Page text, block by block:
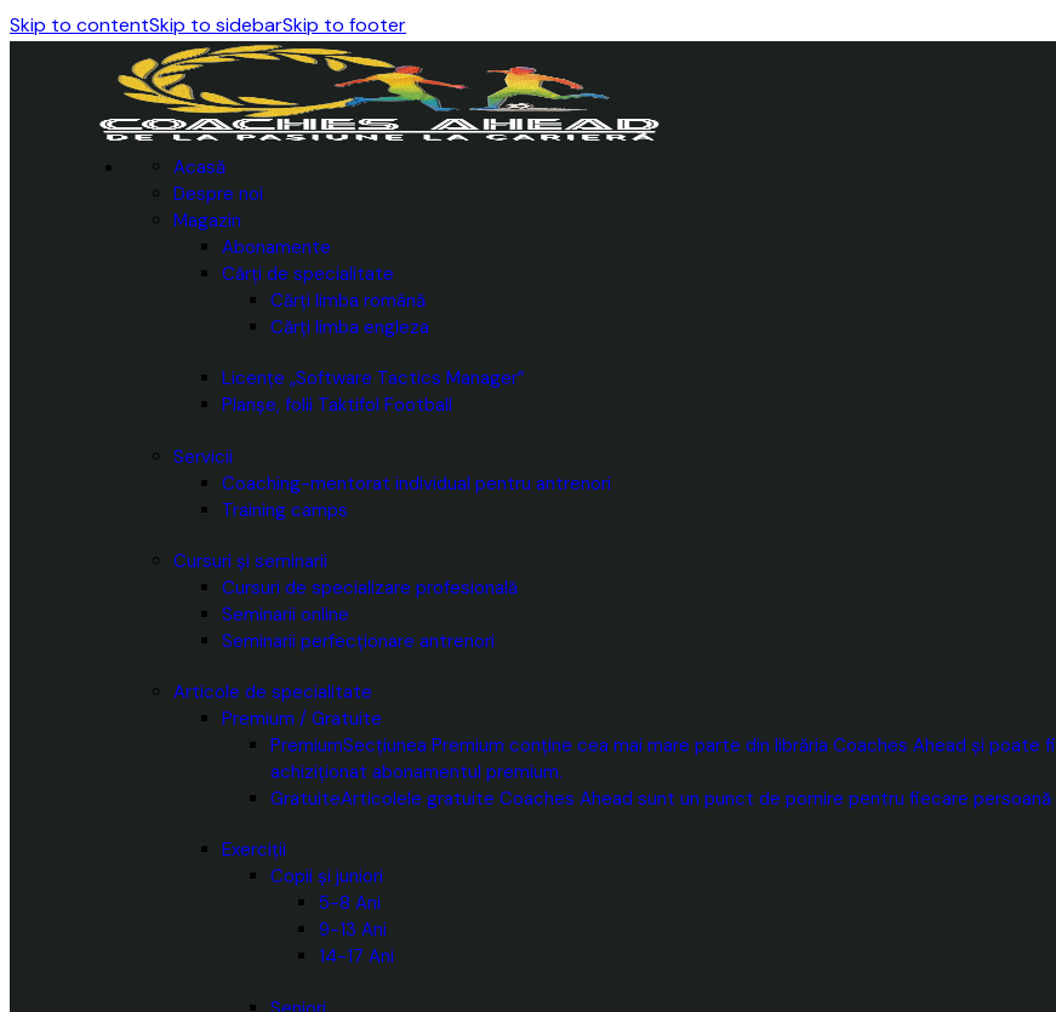
Skip to contentSkip to sidebarSkip to footer
Acasă
Despre noi
Magazin
Abonamente
Cărți de specialitate
Cărți limba română
Cărți limba engleza
Licențe „Software Tactics Manager”
Planșe, folii Taktifol Football
Servicii
Coaching-mentorat individual pentru antrenori
Training camps
Cursuri și seminarii
Cursuri de specializare profesională
Seminarii online
Seminarii perfecționare antrenori
Articole de specialitate
Premium / Gratuite
PremiumSecțiunea Premium conține cea mai mare parte din librăria Coaches Ahead și
achiziționat abonamentul premium.
GratuiteArticolele gratuite Coaches Ahead sunt un punct de pornire pentru fiecare
Exerciții
Copii și juniori
5-8 Ani
9-13 Ani
14-17 Ani